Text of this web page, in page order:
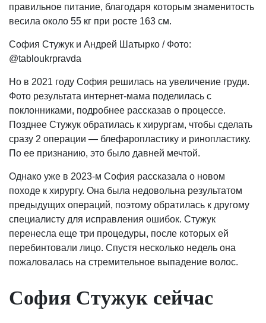
правильное питание, благодаря которым знаменитость
весила около 55 кг при росте 163 см.
София Стужук и Андрей Шатырко / Фото:
@tabloukrpravda
Но в 2021 году София решилась на увеличение груди.
Фото результата интернет-мама поделилась с
поклонниками, подробнее рассказав о процессе.
Позднее Стужук обратилась к хирургам, чтобы сделать
сразу 2 операции — блефаропластику и ринопластику.
По ее признанию, это было давней мечтой.
Однако уже в 2023-м София рассказала о новом
походе к хирургу. Она была недовольна результатом
предыдущих операций, поэтому обратилась к другому
специалисту для исправления ошибок. Стужук
перенесла еще три процедуры, после которых ей
перебинтовали лицо. Спустя несколько недель она
пожаловалась на стремительное выпадение волос.
София Стужук сейчас